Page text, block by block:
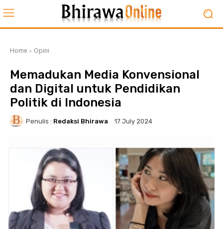
Home Opini
Memadukan Media Konvensional
dan Digital untuk Pendidikan
Politik di Indonesia
Penulis : Redaksi Bhirawa 17 July 2024